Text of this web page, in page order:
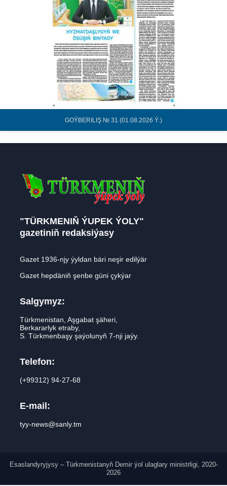
GOÝBERILIŞ № 31 (01.08.2026 Ý.)
"TÜRKMENIŇ ÝUPEK ÝOLY"
gazetiniň redaksiýasy
Gazet 1936-njy ýyldan bäri neşir edilýär
Gazet hepdäniň şenbe güni çykýar
Salgymyz:
Türkmenistan, Aşgabat şäheri,
Berkararlyk etraby,
S. Türkmenbaşy şaýolunyň 7-nji jaýy.
Telefon:
(+99312) 94-27-68
E-mail:
tyy-news@sanly.tm
Esaslandyryjysy – Türkmenistanyň Demir ýol ulaglary ministrligi, 2020-
2026